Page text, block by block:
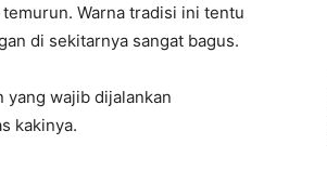
Warna tradisi ini tentu
di sekitarnya sangat bagus.
yang wajib dijalankan
kakinya.